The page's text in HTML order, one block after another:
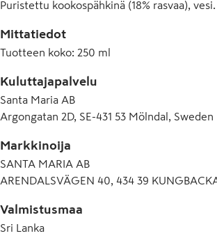
Puristettu kookospähkinä (18% rasvaa), vesi.
Mittatiedot
Tuotteen koko: 250 ml
Kuluttajapalvelu
Santa Maria AB
Argongatan 2D, SE-431 53 Mölndal, Sweden
Markkinoija
SANTA MARIA AB
ARENDALSVÄGEN 40, 434 39
Valmistusmaa
Sri Lanka